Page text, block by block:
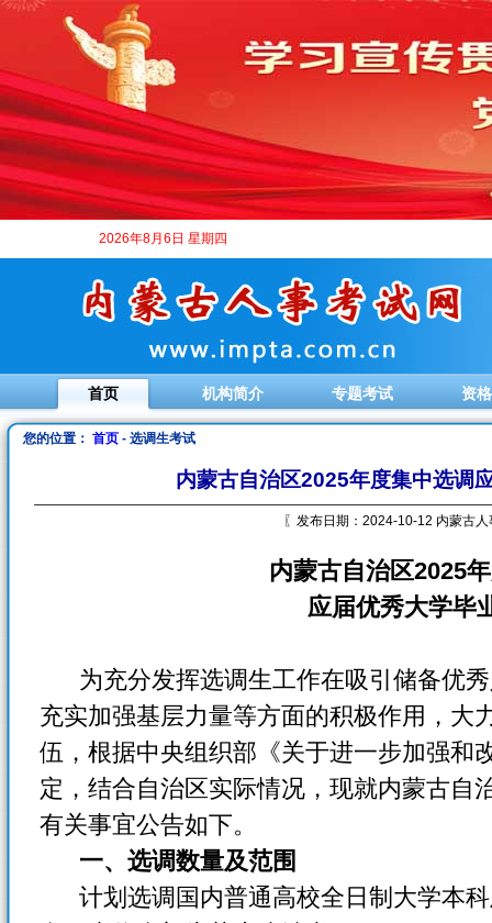
2026年8月6日 星期四
首页 机构简介 专题考试 资
您的位置： 首页- 选调生考试
内蒙古自治区2025年度集中选调
〖发布日期：2024-10-12 内蒙古
内蒙古自治区2025
应届优秀大学毕
为充分发挥选调生工作在吸引储备优秀
充实加强基层力量等方面的积极作用，大
伍，根据中央组织部《关于进一步加强和
定，结合自治区实际情况，现就内蒙古自
有关事宜公告如下。
一、选调数量及范围
计划选调国内普通高校全日制大学本科